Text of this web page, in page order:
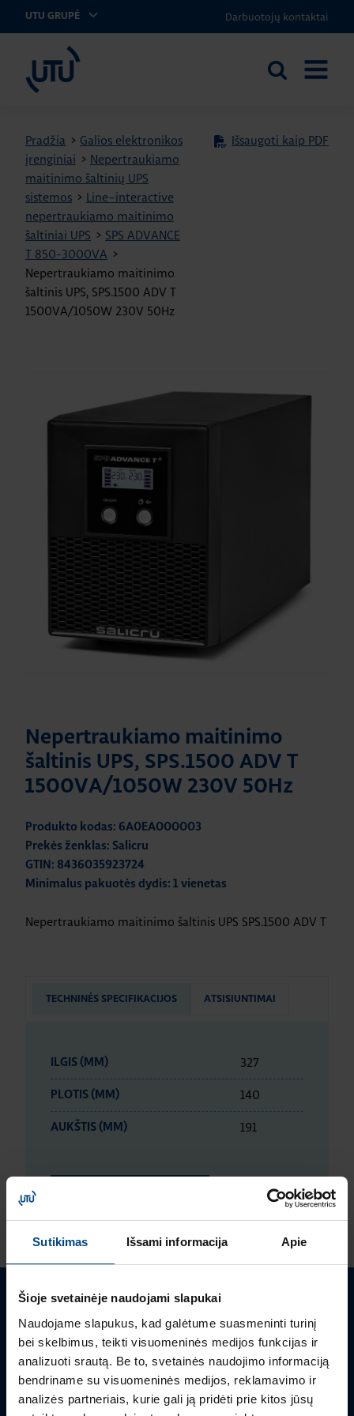
Sutikimas Išsami informacija Apie
Šioje svetainėje naudojami slapukai
Naudojame slapukus, kad galėtume suasmeninti turinį
bei skelbimus, teikti visuomeninės medijos funkcijas ir
analizuoti srautą. Be to, svetainės naudojimo informaciją
bendriname su visuomeninės medijos, reklamavimo ir
analizės partneriais, kurie gali ją pridėti prie kitos jūsų
UTU GRUPĖ Darbuotojų kontaktai
UTU Lithuania
Ieškoti
Pradžia > Galios elektronikos
įrenginiai > Nepertraukiamo
maitinimo šaltinių UPS
sistemos > Line–interactive
nepertraukiamo maitinimo
šaltiniai UPS > SPS ADVANCE
T 850-3000VA >
Nepertraukiamo maitinimo
šaltinis UPS, SPS.1500 ADV T
1500VA/1050W 230V 50Hz
Išsaugoti kaip PDF
Nepertraukiamo maitinimo
šaltinis UPS, SPS.1500 ADV T
1500VA/1050W 230V 50Hz
Produkto kodas: 6A0EA000003
Prekės ženklas: Salicru
GTIN: 8436035923724
Minimalus pakuotės dydis: 1 vienetas
Nepertraukiamo maitinimo šaltinis UPS SPS.1500 ADV T
TECHNINĖS SPECIFIKACIJOS ATSISIUNTIMAI
ILGIS (MM) 327
PLOTIS (MM) 140
AUKŠTIS (MM) 191
Mielai atsakysime į Jums aktualius klausimus.